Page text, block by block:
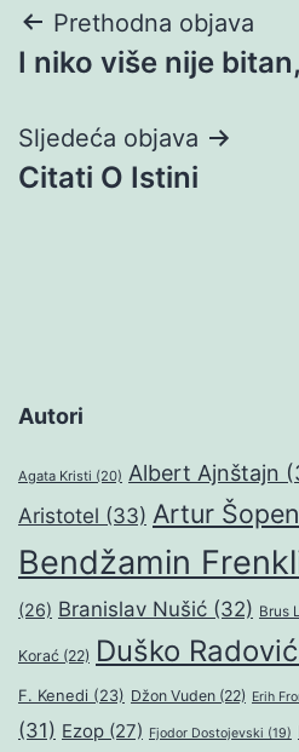
Navigacija
objava
Prethodna objava
I niko više nije
Sljedeća objava
Citati O Istini
Autori
Agata Kristi (20) Albert Ajnštajn
Aristotel (33) Artur
Bendžamin
(26) Branislav Nušić (32) Brus
Korać (22) Duško Radović
F. Kenedi (23) Džon Vuden (22) Erih
(31) Ezop (27) Fjodor Dostojevski (19)